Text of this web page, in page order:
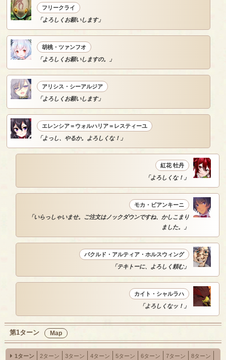
フリークライ
「よろしくお願いします」
胡桃・ツァンフオ
「よろしくお願いしますの。」
アリシス・シーアルジア
「よろしくお願いします」
エレンシア＝ウォルハリア＝レスティーユ
「よっし、やるか。よろしくな！」
紅花 牡丹
「よろしくな！」
モカ・ビアンキーニ
「いらっしゃいませ。ご注文はノックダウンですね、かしこまり
ました。」
バクルド・アルティア・ホルスウィング
「テキトーに、よろしく頼む」
カイト・シャルラハ
「よろしくなッ！」
第1ターン Map
1ターン 2ターン 3ターン 4ターン 5ターン 6ターン 7ターン
8ターン